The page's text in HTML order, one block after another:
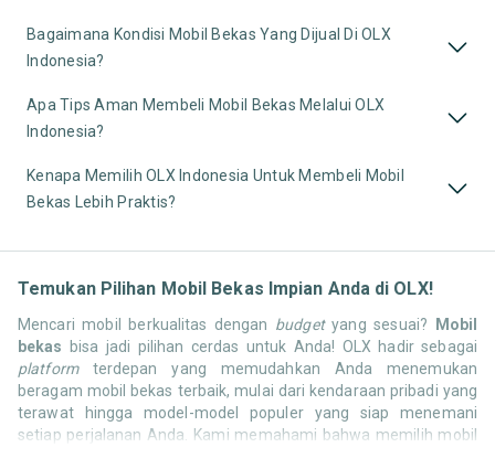
Bagaimana Kondisi Mobil Bekas Yang Dijual Di OLX
Indonesia?
Apa Tips Aman Membeli Mobil Bekas Melalui OLX
Indonesia?
Kenapa Memilih OLX Indonesia Untuk Membeli Mobil
Bekas Lebih Praktis?
Temukan Pilihan Mobil Bekas Impian Anda di OLX!
Mencari mobil berkualitas dengan budgetyang sesuai? Mobil
bekas bisa jadi pilihan cerdas untuk Anda! OLX hadir sebagai
platformterdepan yang memudahkan Anda menemukan
beragam mobil bekas terbaik, mulai dari kendaraan pribadi yang
terawat hingga model-model populer yang siap menemani
setiap perjalanan Anda. Kami memahami bahwa memilih mobil